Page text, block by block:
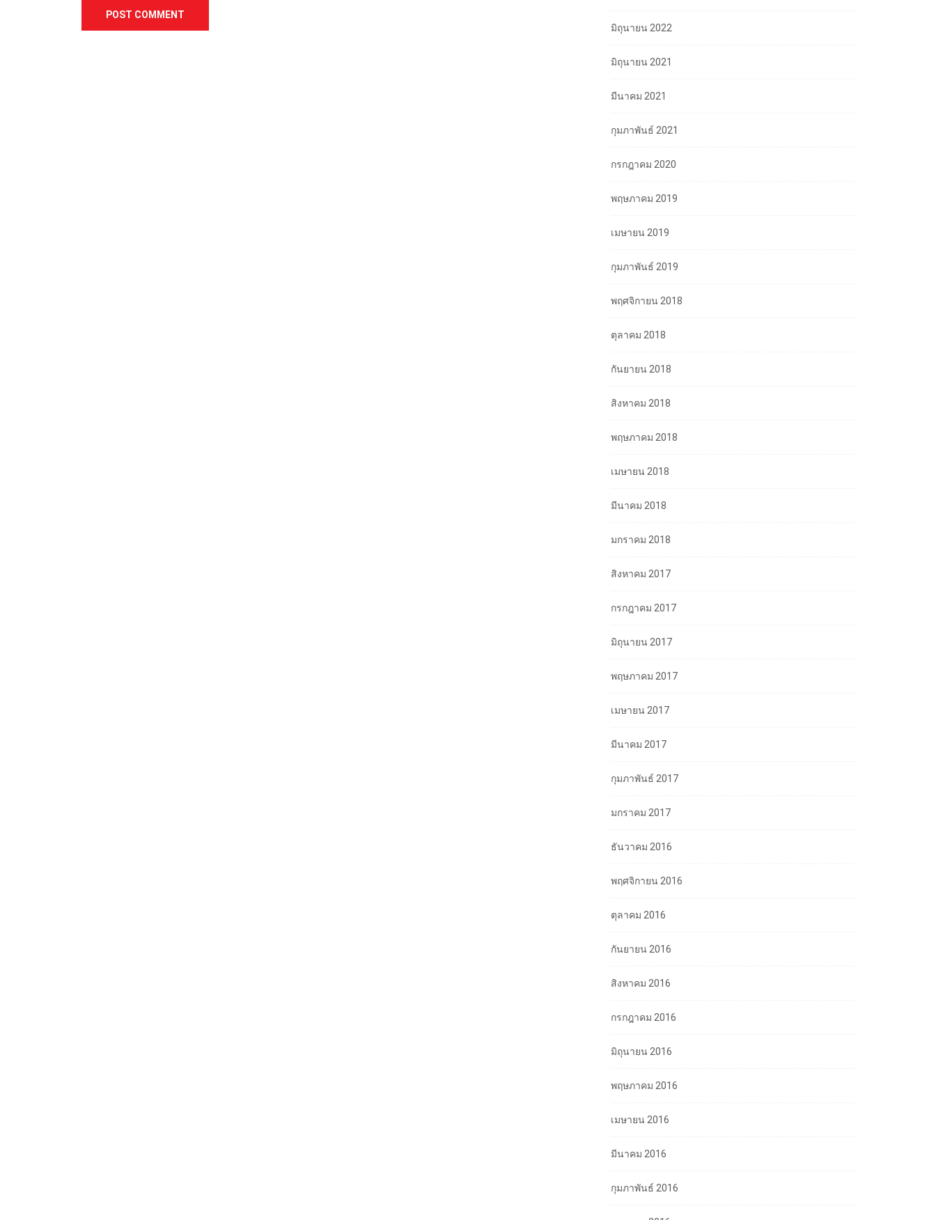
มิถุนายน 2022
มิถุนายน 2021
มีนาคม 2021
กุมภาพันธ์ 2021
กรกฎาคม 2020
พฤษภาคม 2019
เมษายน 2019
กุมภาพันธ์ 2019
พฤศจิกายน 2018
ตุลาคม 2018
กันยายน 2018
สิงหาคม 2018
พฤษภาคม 2018
เมษายน 2018
มีนาคม 2018
มกราคม 2018
สิงหาคม 2017
กรกฎาคม 2017
มิถุนายน 2017
พฤษภาคม 2017
เมษายน 2017
มีนาคม 2017
กุมภาพันธ์ 2017
มกราคม 2017
ธันวาคม 2016
พฤศจิกายน 2016
ตุลาคม 2016
กันยายน 2016
สิงหาคม 2016
กรกฎาคม 2016
มิถุนายน 2016
พฤษภาคม 2016
เมษายน 2016
มีนาคม 2016
กุมภาพันธ์ 2016